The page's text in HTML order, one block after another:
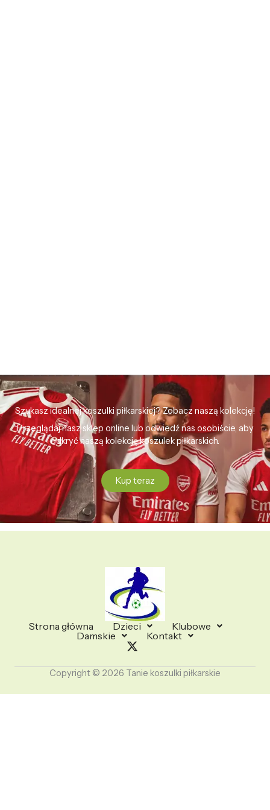
Szukasz idealnej koszulki piłkarskiej? Zobacz naszą kolekcję!
Przeglądaj nasz sklep online lub odwiedź nas osobiście, aby
odkryć naszą kolekcję koszulek piłkarskich.
Kup teraz
Strona główna Dzieci
Klubowe
Damskie
Kontakt
Copyright © 2026 Tanie koszulki piłkarskie